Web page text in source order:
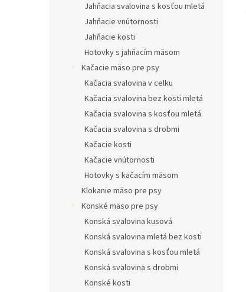
Jahňacia svalovina s kosťou mletá
Jahňacie vnútornosti
Jahňacie kosti
Hotovky s jahňacím mäsom
Kačacie mäso pre psy
Kačacia svalovina v celku
Kačacia svalovina bez kosti mletá
Kačacia svalovina s kosťou mletá
Kačacia svalovina s drobmi
Kačacie kosti
Kačacie vnútornosti
Hotovky s kačacím mäsom
Klokanie mäso pre psy
Konské mäso pre psy
Konská svalovina kusová
Konská svalovina mletá bez kosti
Konská svalovina s kosťou mletá
Konská svalovina s drobmi
Konské kosti